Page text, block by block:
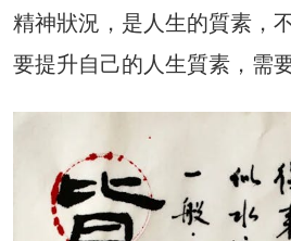
精神狀況，是人生的質素，
要提升自己的人生質素，需